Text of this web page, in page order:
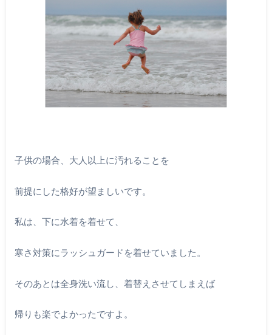
子供の場合、大人以上に汚れることを
前提にした格好が望ましいです。
私は、下に水着を着せて、
寒さ対策にラッシュガードを着せていました。
そのあとは全身洗い流し、着替えさせてしまえば
帰りも楽でよかったですよ。